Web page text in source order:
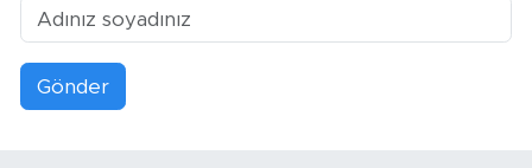
Gönder